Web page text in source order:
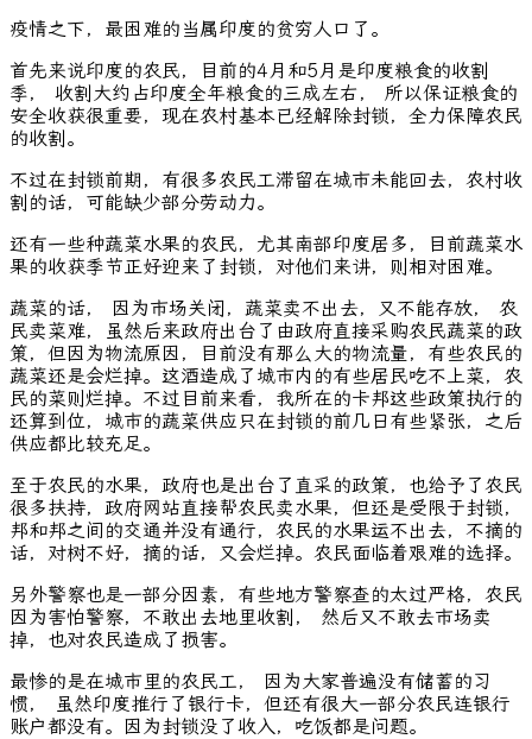
疫情之下，最困难的当属印度的贫穷人口了。
首先来说印度的农民，目前的4月和5月是印度粮食的收割
季， 收割大约占印度全年粮食的三成左右， 所以保证粮食的
安全收获很重要，现在农村基本已经解除封锁，全力保障农民
的收割。
不过在封锁前期，有很多农民工滞留在城市未能回去，农村收
割的话，可能缺少部分劳动力。
还有一些种蔬菜水果的农民，尤其南部印度居多，目前蔬菜水
果的收获季节正好迎来了封锁，对他们来讲，则相对困难。
蔬菜的话， 因为市场关闭，蔬菜卖不出去，又不能存放， 农
民卖菜难，虽然后来政府出台了由政府直接采购农民蔬菜的政
策，但因为物流原因，目前没有那么大的物流量，有些农民的
蔬菜还是会烂掉。这酒造成了城市内的有些居民吃不上菜，农
民的菜则烂掉。不过目前来看，我所在的卡邦这些政策执行的
还算到位，城市的蔬菜供应只在封锁的前几日有些紧张，之后
供应都比较充足。
至于农民的水果，政府也是出台了直采的政策，也给予了农民
很多扶持，政府网站直接帮农民卖水果，但还是受限于封锁，
邦和邦之间的交通并没有通行，农民的水果运不出去，不摘的
话，对树不好，摘的话，又会烂掉。农民面临着艰难的选择。
另外警察也是一部分因素，有些地方警察查的太过严格，农民
因为害怕警察，不敢出去地里收割， 然后又不敢去市场卖
掉，也对农民造成了损害。
最惨的是在城市里的农民工， 因为大家普遍没有储蓄的习
惯， 虽然印度推行了银行卡，但还有很大一部分农民连银行
账户都没有。因为封锁没了收入，吃饭都是问题。